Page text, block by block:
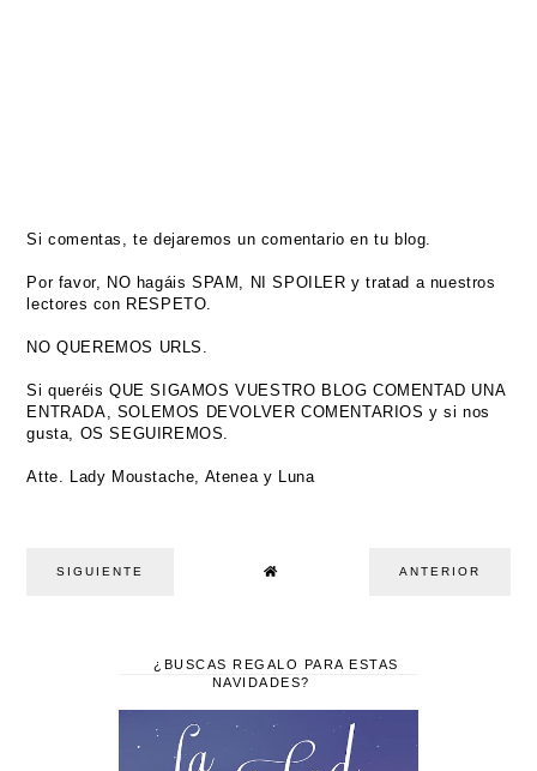
Si comentas, te dejaremos un comentario en tu blog.
Por favor, NO hagáis SPAM, NI SPOILER y tratad a nuestros
lectores con RESPETO.
NO QUEREMOS URLS.
Si queréis QUE SIGAMOS VUESTRO BLOG COMENTAD UNA
ENTRADA, SOLEMOS DEVOLVER COMENTARIOS y si nos
gusta, OS SEGUIREMOS.
Atte. Lady Moustache, Atenea y Luna
SIGUIENTE ANTERIOR
¿BUSCAS REGALO PARA ESTAS
NAVIDADES?